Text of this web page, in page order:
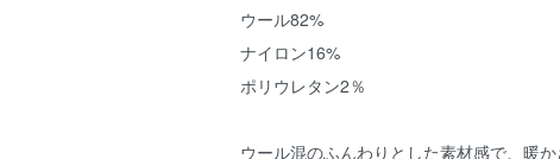
ウール82%
ナイロン16%
ポリウレタン2％
ウール混のふんわりとした素材感で、暖